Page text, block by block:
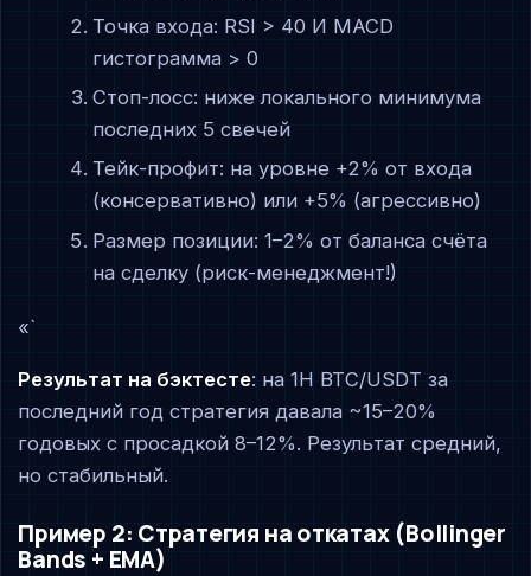
Точка входа: RSI > 40 И MACD
гистограмма > 0
Стоп-лосс: ниже локального минимума
последних 5 свечей
Тейк-профит: на уровне +2% от входа
(консервативно) или +5% (агрессивно)
Размер позиции: 1–2% от баланса счёта
на сделку (риск-менеджмент!)
«`
Результат на бэктесте: на 1H BTC/USDT за
последний год стратегия давала ~15–20%
годовых с просадкой 8–12%. Результат средний,
но стабильный.
Пример 2: Стратегия на откатах (Bollinger
Bands + EMA)